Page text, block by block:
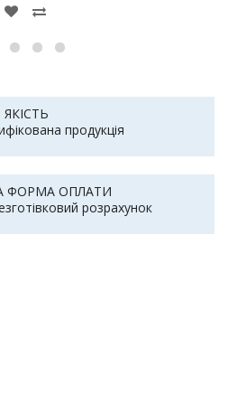
ЯКІСТЬ
продукція
ФОРМА ОПЛАТИ
розрахунок